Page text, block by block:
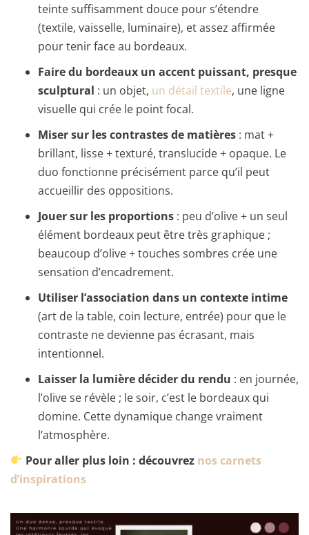
teinte suffisamment douce pour s’étendre
(textile, vaisselle, luminaire), et assez affirmée
pour tenir face au bordeaux.
Faire du bordeaux un accent puissant, presque
sculptural : un objet, un détail textile, une ligne
visuelle qui crée le point focal.
Miser sur les contrastes de matières : mat +
brillant, lisse + texturé, translucide + opaque. Le
duo fonctionne précisément parce qu’il peut
accueillir des oppositions.
Jouer sur les proportions : peu d’olive + un seul
élément bordeaux peut être très graphique ;
beaucoup d’olive + touches sombres crée une
sensation d’encadrement.
Utiliser l’association dans un contexte intime
(art de la table, coin lecture, entrée) pour que le
contraste ne devienne pas écrasant, mais
intentionnel.
Laisser la lumière décider du rendu : en journée,
l’olive se révèle ; le soir, c’est le bordeaux qui
domine. Cette dynamique change vraiment
l’atmosphère.
Pour aller plus loin : découvrez nos carnets
d’inspirations